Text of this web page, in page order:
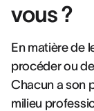
vous ?
En matière de
procéder ou
Chacun a son
milieu